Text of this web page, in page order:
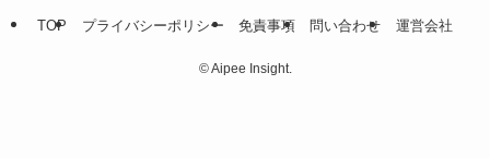
TOP プライバシーポリシー 免責事項 問い合わせ 運営会社
©Aipee Insight.